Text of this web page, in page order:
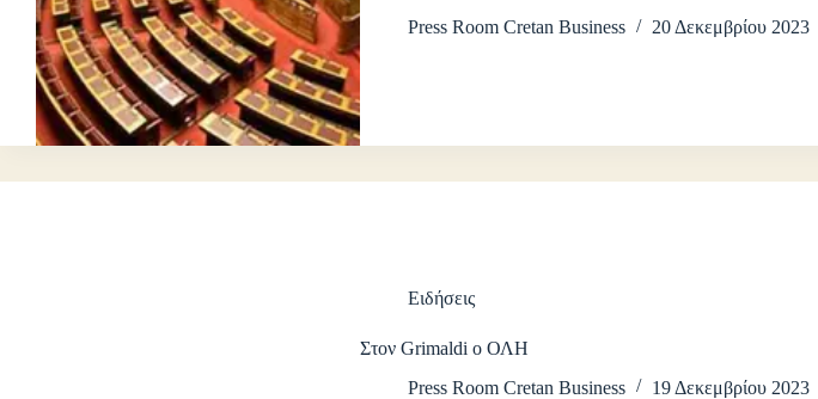
Press Room Cretan Business
20 Δεκεμβρίου 2023
Ειδήσεις
Στον Grimaldi ο ΟΛΗ
Press Room Cretan Business
19 Δεκεμβρίου 2023